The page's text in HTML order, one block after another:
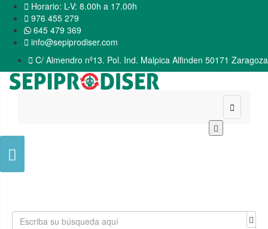
 Horario: L-V: 8.00h a 17.00h
 976 455 279
645 479 369
 info@sepiprodiser.com
 C/ Almendro nº13. Pol. Ind. Malpica Alfinden 50171 Zaragoza

